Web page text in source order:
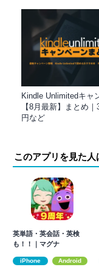
Kindle Unlimitedキャ
【8月最新】まとめ
円など
このアプリを見た
英単語・英会話・英検
も！！｜マグナ
iPhone Android